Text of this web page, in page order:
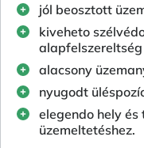
jól beosztott
kiveheto
alapfelszereltség
alacsony
nyugodt
elegendo hely
üzemeltetéshez.